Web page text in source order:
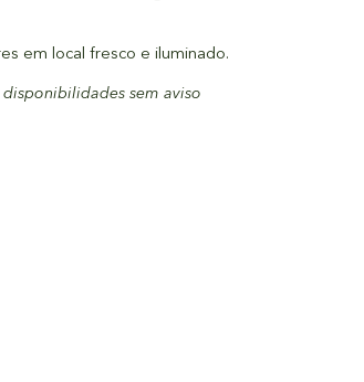
em local fresco e iluminado.
sem aviso